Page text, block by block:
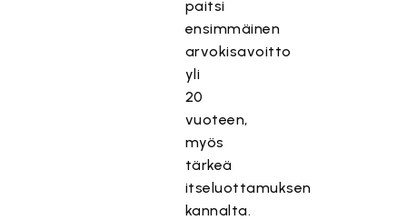
paitsi
ensimmäinen
arvokisavoitto
yli
20
vuoteen,
myös
tärkeä
itseluottamuksen
kannalta.